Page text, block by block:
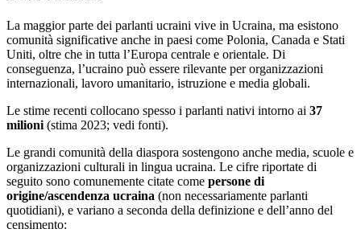
La maggior parte dei parlanti ucraini vive in Ucraina, ma esistono
comunità significative anche in paesi come Polonia, Canada e Stati
Uniti, oltre che in tutta l’Europa centrale e orientale. Di
conseguenza, l’ucraino può essere rilevante per organizzazioni
internazionali, lavoro umanitario, istruzione e media globali.
Le stime recenti collocano spesso i parlanti nativi intorno ai 37
milioni (stima 2023; vedi fonti).
Le grandi comunità della diaspora sostengono anche media, scuole e
organizzazioni culturali in lingua ucraina. Le cifre riportate di
seguito sono comunemente citate come persone di
origine/ascendenza ucraina (non necessariamente parlanti
quotidiani), e variano a seconda della definizione e dell’anno del
censimento: